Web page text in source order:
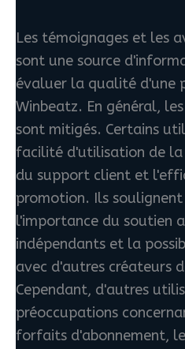
Les témoignages et les
sont une source
évaluer la qualité d'une
Winbeatz. En général,
sont mitigés. Certains
facilité d'utilisation de
du support client et
promotion. Ils
l'importance du soutien
indépendants et la
avec d'autres créateurs
Cependant, d'autres
préoccupations
forfaits d'abonnement,